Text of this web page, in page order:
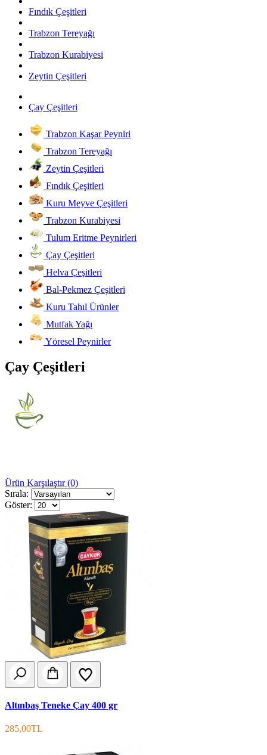
Fındık Çeşitleri
Trabzon Tereyağı
Trabzon Kurabiyesi
Zeytin Çeşitleri
Çay Çeşitleri
Trabzon Kaşar Peyniri
Trabzon Tereyağı
Zeytin Çeşitleri
Fındık Çeşitleri
Kuru Meyve Çeşitleri
Trabzon Kurabiyesi
Tulum Eritme Peynirleri
Çay Çeşitleri
Helva Çeşitleri
Bal-Pekmez Çeşitleri
Kuru Tahıl Ürünler
Mutfak Yağı
Yöresel Peynirler
Çay Çeşitleri
Ürün Karşılaştır (0)
Sırala:
Göster:
Altınbaş Teneke Çay 400 gr
285,00TL